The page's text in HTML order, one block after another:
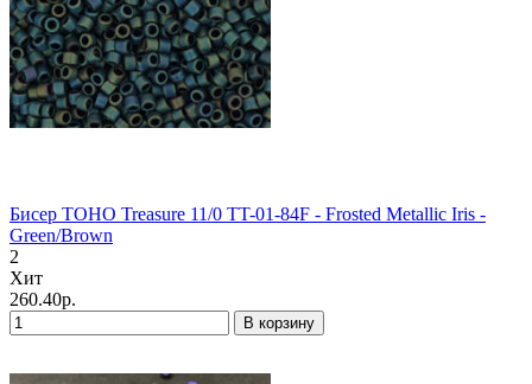
Бисер TOHO Treasure 11/0 TT-01-84F - Frosted Metallic Iris -
Green/Brown
2
Хит
260.40р.
В корзину